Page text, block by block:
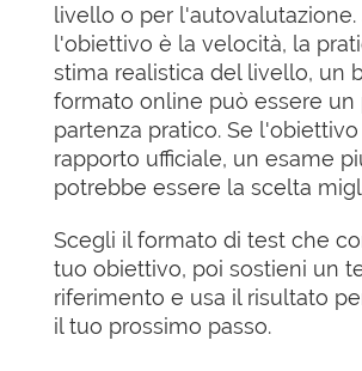
livello o per l'autovalutazione.
l'obiettivo è la velocità, la
stima realistica del livello, un
formato online può essere un
partenza pratico. Se
rapporto ufficiale, un esame
potrebbe essere la scelta
Scegli il formato di test che
tuo obiettivo, poi sostieni un
riferimento e usa il risultato
il tuo prossimo passo.